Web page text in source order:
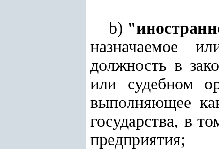
b)
назначаемое
должность в
или судебном
выполняющее
государства, в
предприятия;